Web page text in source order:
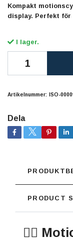
Kompakt
display. Perfekt
I lager.
Artikelnummer: ISO-
Dela
PRODUCT
🚴‍♂️